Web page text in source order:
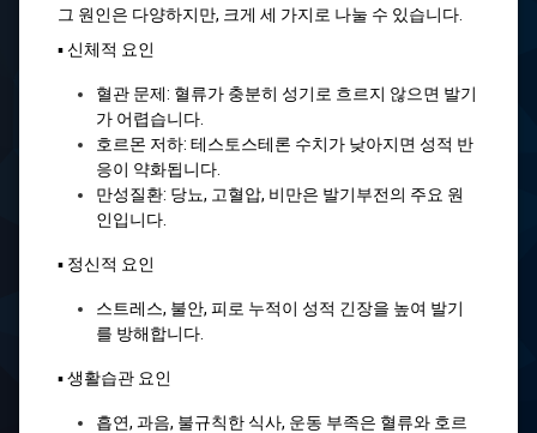
그 원인은 다양하지만, 크게 세 가지로 나눌 수 있습니다.
▪ 신체적 요인
혈관 문제: 혈류가 충분히 성기로 흐르지 않으면 발기
가 어렵습니다.
호르몬 저하: 테스토스테론 수치가 낮아지면 성적 반
응이 약화됩니다.
만성질환: 당뇨, 고혈압, 비만은 발기부전의 주요 원
인입니다.
▪ 정신적 요인
스트레스, 불안, 피로 누적이 성적 긴장을 높여 발기
를 방해합니다.
▪ 생활습관 요인
흡연, 과음, 불규칙한 식사, 운동 부족은 혈류와 호르